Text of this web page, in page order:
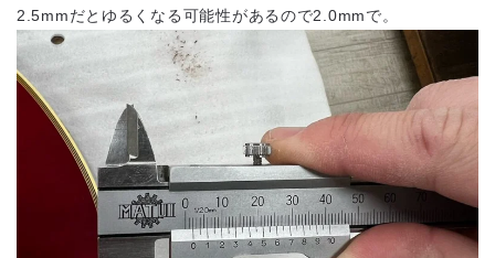
2.5mmだとゆるくなる可能性があるので2.0mmで。